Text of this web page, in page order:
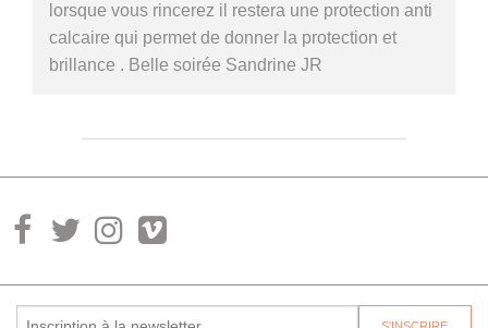
lorsque vous rincerez il restera une protection anti
calcaire qui permet de donner la protection et
brillance . Belle soirée Sandrine JR